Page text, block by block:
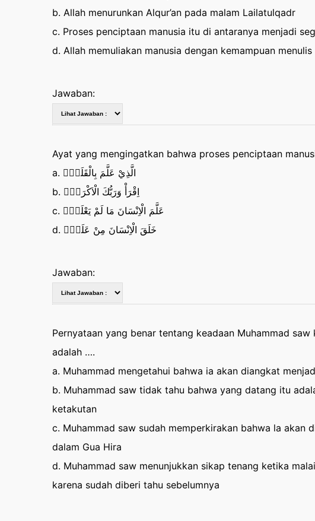
b. Allah menurunkan Alqur’an pada malam Lailatulqadr
c. Proses penciptaan manusia itu di antaranya menjadi
d. Allah memuliakan manusia dengan kemampuan menulis
Jawaban:
Ayat yang mengingatkan bahwa proses penciptaan
a. الَّذِيْ عَلَّمَ بِالْقَلَمِۙ
b. اِقْرَأْ وَرَبُّكَ الْاَكْرَمُۙ
c. عَلَّمَ الْاِنْسَانَ مَا لَمْ يَعْلَمْۗ
d. خَلَقَ الْاِنْسَانَ مِنْ عَلَقٍۚ
Jawaban:
Pernyataan yang benar tentang keadaan Muhammad
adalah ….
a. Muhammad mengetahui bahwa ia akan diangkat
b. Muhammad saw tidak tahu bahwa yang datang itu
ketakutan
c. Muhammad saw sudah memperkirakan bahwa la akan
dalam Gua Hira
d. Muhammad saw menunjukkan sikap tenang ketika
karena sudah diberi tahu sebelumnya